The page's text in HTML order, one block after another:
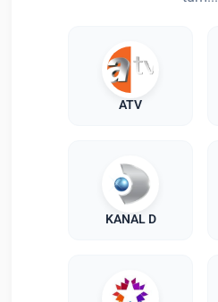
ATV
KANAL D